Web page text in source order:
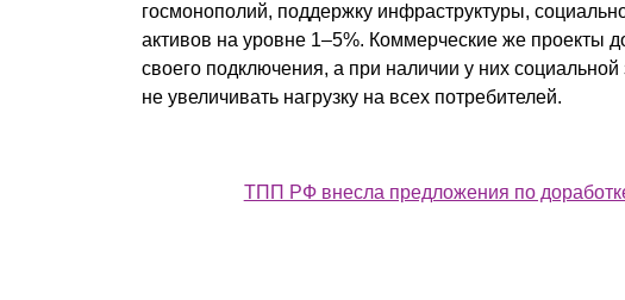
госмонополий, поддержку инфраструктуры,
активов на уровне 1–5%. Коммерческие же проекты
своего подключения, а при наличии у них
не увеличивать нагрузку на всех потребителей.
ТПП РФ внесла предложения по